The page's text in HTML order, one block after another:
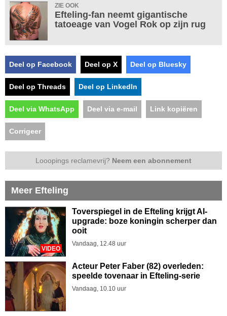
ZIE OOK
Efteling-fan neemt gigantische
tatoeage van Vogel Rok op zijn rug
Deel op Facebook Deel op X Deel op Bluesky
Deel op Threads Deel op LinkedIn
Deel via WhatsApp Deel via e-mail Link kopiëren
Corrigeer
Looopings reclamevrij? Neem een abonnement
Meer Efteling
VIDEO
Toverspiegel in de Efteling krijgt AI-
upgrade: boze koningin scherper dan
ooit
Vandaag, 12.48 uur
Acteur Peter Faber (82) overleden:
speelde tovenaar in Efteling-serie
Vandaag, 10.10 uur